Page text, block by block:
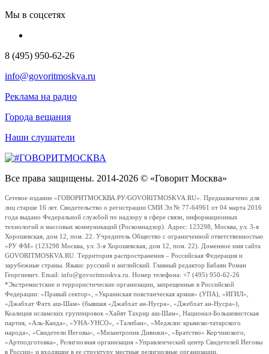
Мы в соцсетях
8 (495) 950-62-26
info@govoritmoskva.ru
Реклама на радио
Города вещания
Наши слушатели
Все права защищены. 2014-2026 © «Говорит Москва»
Сетевое издание «ГОВОРИТМОСКВА.РУ/GOVORITMOSKVA.RU». Предназначено для
лиц старше 16 лет. Свидетельство о регистрации СМИ Эл № 77-64961 от 04 марта 2016
года выдано Федеральной службой по надзору в сфере связи, информационных
технологий и массовых коммуникаций (Роскомнадзор). Адрес: 123298, Москва, ул. 3-я
Хорошевская, дом 12, пом. 22. Учредитель Общество с ограниченной ответственностью
«РУ ФМ» (123298 Москва, ул. 3-я Хорошевская, дом 12, пом. 22). Доменное имя сайта
GOVORITMOSKVA.RU. Территория распространения – Российская Федерация и
зарубежные страны. Языки: русский и английский. Главный редактор Бабаян Роман
Георгиевич. Email: info@govoritmoskva.ru. Номер телефона: +7 (495) 950-62-26
*Экстремистские и террористические организации, запрещенные в Российской
Федерации: «Правый сектор», «Украинская повстанческая армия» (УПА), «ИГИЛ»,
«Джабхат Фатх аш-Шам» (бывшая «Джабхат ан-Нусра», «Джебхат ан-Нусра»),
Коалиция исламских группировок «Хайят Тахрир аш-Шам», Национал-Большевистская
партия, «Аль-Каида», «УНА-УНСО», «Талибан», «Меджлис крымско-татарского
народа», «Свидетели Иеговы», «Мизантропик Дивижн», «Братство» Корчинского,
«Артподготовка», Религиозная организация «Управленческий центр Свидетелей Иеговы
в России» и входящие в ее структуру местные религиозные организации.